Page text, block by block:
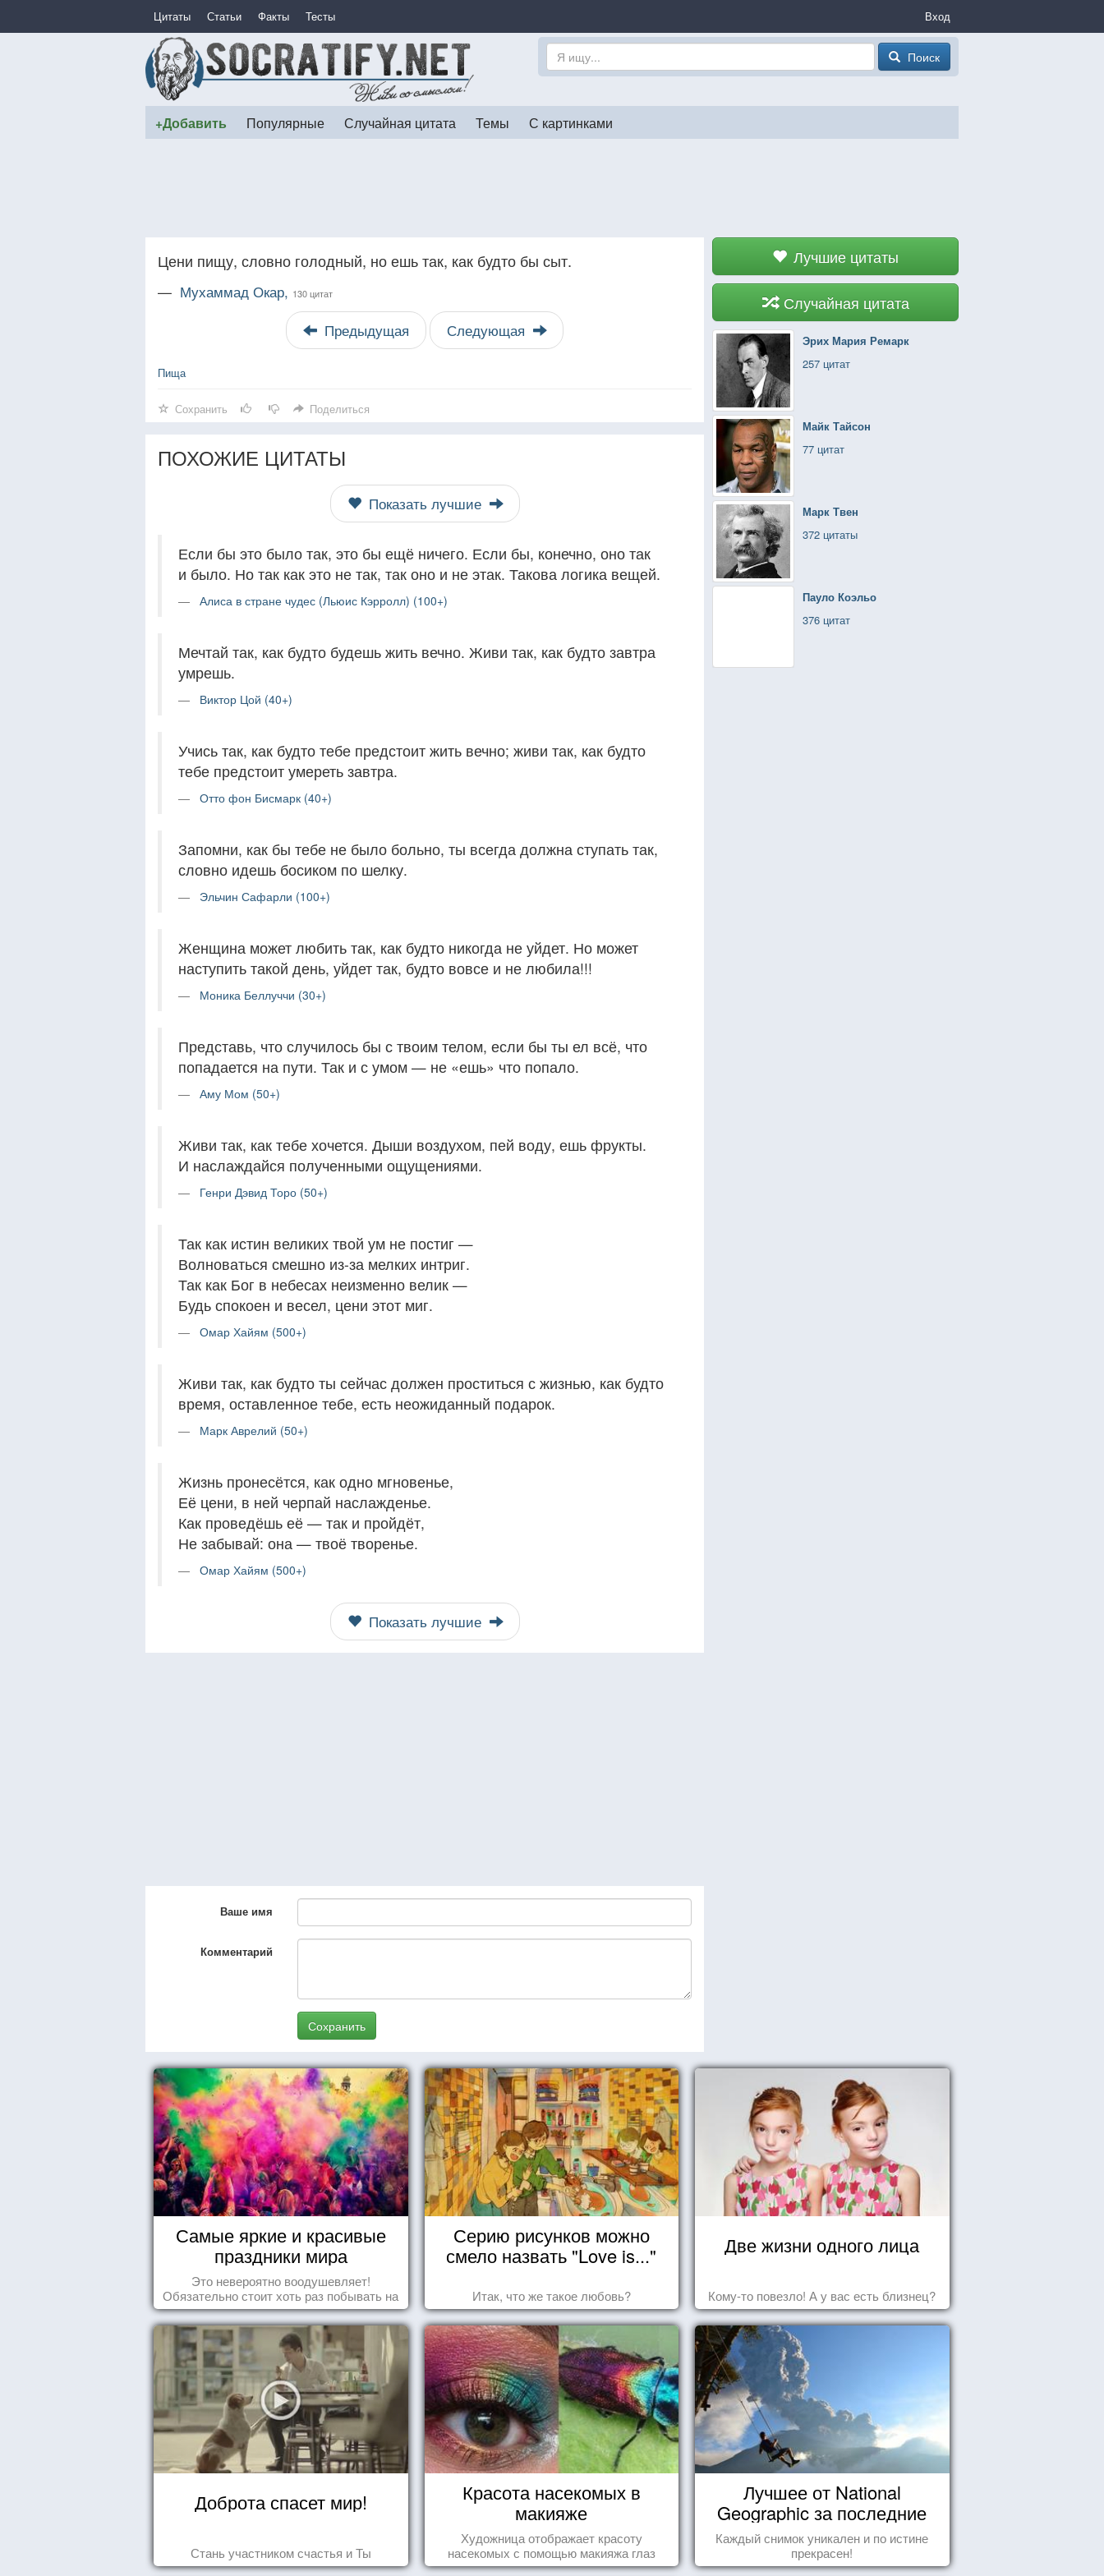
Цитаты Статьи Факты Тесты Вход
Поиск
+Добавить Популярные Случайная цитата Темы С картинками
Лучшие цитаты
Случайная цитата
Эрих Мария Ремарк
257 цитат
Майк Тайсон
77 цитат
Марк Твен
372 цитаты
Пауло Коэльо
376 цитат
Цени пищу, словно голодный, но ешь так, как будто бы сыт.
— Мухаммад Окар, 130 цитат
Предыдущая Следующая
Пища
Сохранить Поделиться
ПОХОЖИЕ ЦИТАТЫ
Показать лучшие
Если бы это было так, это бы ещё ничего. Если бы, конечно, оно так
и было. Но так как это не так, так оно и не этак. Такова логика вещей.
Алиса в стране чудес (Льюис Кэрролл) (100+)
Мечтай так, как будто будешь жить вечно. Живи так, как будто завтра
умрешь.
Виктор Цой (40+)
Учись так, как будто тебе предстоит жить вечно; живи так, как будто
тебе предстоит умереть завтра.
Отто фон Бисмарк (40+)
Запомни, как бы тебе не было больно, ты всегда должна ступать так,
словно идешь босиком по шелку.
Эльчин Сафарли (100+)
Женщина может любить так, как будто никогда не уйдет. Но может
наступить такой день, уйдет так, будто вовсе и не любила!!!
Моника Беллуччи (30+)
Представь, что случилось бы с твоим телом, если бы ты ел всё, что
попадается на пути. Так и с умом — не «ешь» что попало.
Аму Мом (50+)
Живи так, как тебе хочется. Дыши воздухом, пей воду, ешь фрукты.
И наслаждайся полученными ощущениями.
Генри Дэвид Торо (50+)
Так как истин великих твой ум не постиг —
Волноваться смешно из-за мелких интриг.
Так как Бог в небесах неизменно велик —
Будь спокоен и весел, цени этот миг.
Омар Хайям (500+)
Живи так, как будто ты сейчас должен проститься с жизнью, как будто
время, оставленное тебе, есть неожиданный подарок.
Марк Аврелий (50+)
Жизнь пронесётся, как одно мгновенье,
Её цени, в ней черпай наслажденье.
Как проведёшь её — так и пройдёт,
Не забывай: она — твоё творенье.
Омар Хайям (500+)
Показать лучшие
Ваше имя
Комментарий
Сохранить
Самые яркие и красивые
праздники мира
Это невероятно воодушевляет!
Обязательно стоит хоть раз побывать на
подобных мероприятиях и получить
массу впечатлений!
Серию рисунков можно
смело назвать "Love is..."
Итак, что же такое любовь?
Две жизни одного лица
Кому-то повезло! А у вас есть близнец?
Доброта спасет мир!
Стань участником счастья и Ты
Красота насекомых в
макияже
Художница отображает красоту
насекомых с помощью макияжа глаз
Лучшее от National
Geographic за последние
пару лет
Каждый снимок уникален и по истине
прекрасен!